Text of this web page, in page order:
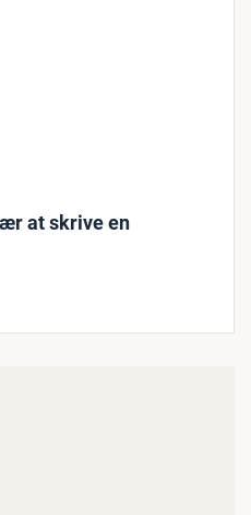
at skrive en